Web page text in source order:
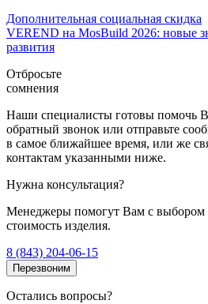
Дополнительная социальная скидка
VEREND на MosBuild 2026: новые
развития
Отбросьте
сомнения
Наши специалисты готовы помочь
обратный звонок или отправьте
в самое ближайшее время, или же
контактам указанными ниже.
Нужна консультация?
Менеджеры помогут Вам с выбором
стоимость изделия.
8 (843) 204-06-15
Перезвоним
Остались вопросы?